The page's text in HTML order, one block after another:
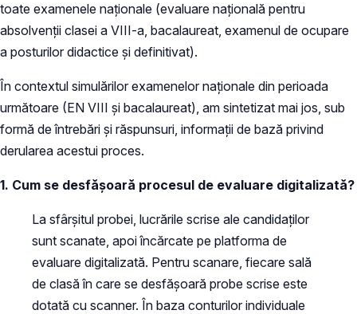
toate examenele naționale (evaluare națională pentru
absolvenții clasei a VIII-a, bacalaureat, examenul de ocupare
a posturilor didactice și definitivat).
În contextul simulărilor examenelor naționale din perioada
următoare (EN VIII și bacalaureat), am sintetizat mai jos, sub
formă de întrebări și răspunsuri, informații de bază privind
derularea acestui proces.
1. Cum se desfășoară procesul de evaluare digitalizată?
La sfârșitul probei, lucrările scrise ale candidaților
sunt scanate, apoi încărcate pe platforma de
evaluare digitalizată. Pentru scanare, fiecare sală
de clasă în care se desfășoară probe scrise este
dotată cu scanner. În baza conturilor individuale